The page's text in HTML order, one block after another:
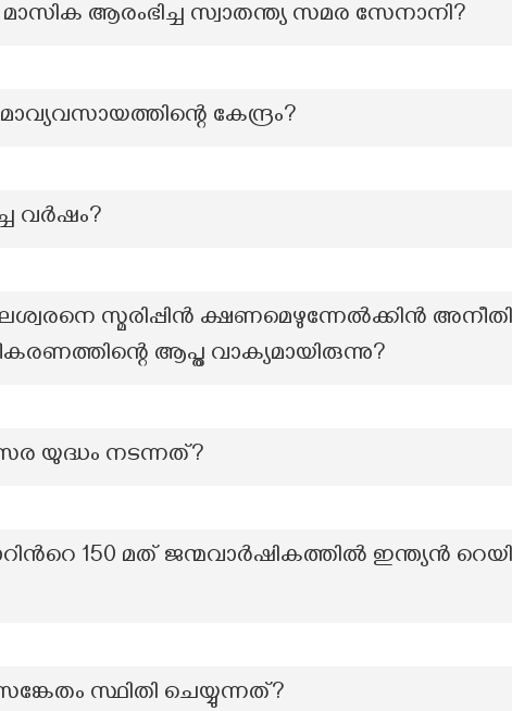
ആരംഭിച്ച സ്വാതന്ത്യ സമര സേനാനി?
കേന്ദ്രം?
വർഷം?
സ്മരിപ്പിൻ ക്ഷണമെഴുന്നേൽക്കിൻ
ആപ്ത വാക്യമായിരുന്നു?
യുദ്ധം നടന്നത്?
150 മത് ജന്മവാർഷികത്തിൽ ഇന്ത്യൻ
സങ്കേതം സ്ഥിതി ചെയ്യുന്നത്?